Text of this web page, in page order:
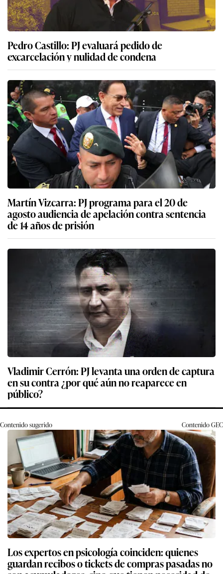
Pedro Castillo: PJ evaluará pedido de
excarcelación y nulidad de condena
Martín Vizcarra: PJ programa para el 20 de
agosto audiencia de apelación contra sentencia
de 14 años de prisión
Vladimir Cerrón: PJ levanta una orden de captura
en su contra ¿por qué aún no reaparece en
público?
Contenido sugerido ContenidoGEC
Los expertos en psicología coinciden: quienes
guardan recibos o tickets de compras pasadas no